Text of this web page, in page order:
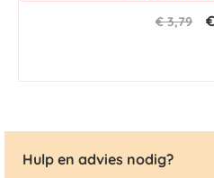
€ 3,79
Hulp en advies nodig?